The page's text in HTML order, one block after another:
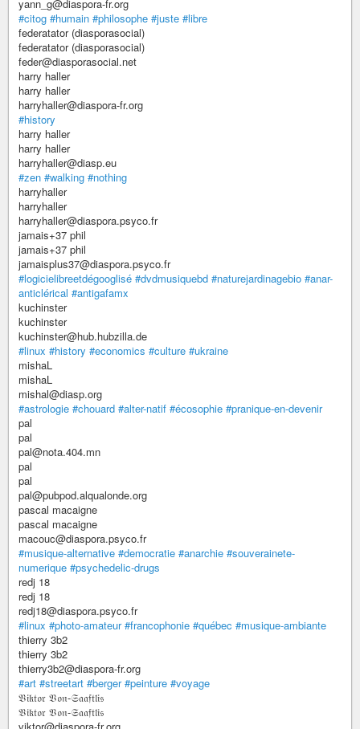
yann_g@diaspora-fr.org
#citog #humain #philosophe #juste #libre
federatator (diasporasocial)
federatator (diasporasocial)
feder@diasporasocial.net
harry haller
harry haller
harryhaller@diaspora-fr.org
#history
harry haller
harry haller
harryhaller@diasp.eu
#zen #walking #nothing
harryhaller
harryhaller
harryhaller@diaspora.psyco.fr
jamais+37 phil
jamais+37 phil
jamaisplus37@diaspora.psyco.fr
#logicielibreetdégooglisé #dvdmusiquebd #naturejardinagebio #anar-
anticlérical #antigafamx
kuchinster
kuchinster
kuchinster@hub.hubzilla.de
#linux #history #economics #culture #ukraine
mishaL
mishaL
mishal@diasp.org
#astrologie #chouard #alter-natif #écosophie #pranique-en-devenir
pal
pal
pal@nota.404.mn
pal
pal
pal@pubpod.alqualonde.org
pascal macaigne
pascal macaigne
macouc@diaspora.psyco.fr
#musique-alternative #democratie #anarchie #souverainete-
numerique #psychedelic-drugs
redj 18
redj 18
redj18@diaspora.psyco.fr
#linux #photo-amateur #francophonie #québec #musique-ambiante
thierry 3b2
thierry 3b2
thierry3b2@diaspora-fr.org
#art #streetart #berger #peinture #voyage
𝔙𝔦𝔨𝔱𝔬𝔯 𝔙𝔬𝔫-𝔖𝔞𝔞𝔣𝔱𝔩𝔦𝔰
𝔙𝔦𝔨𝔱𝔬𝔯 𝔙𝔬𝔫-𝔖𝔞𝔞𝔣𝔱𝔩𝔦𝔰